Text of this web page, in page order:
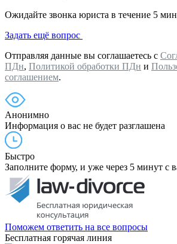
Ожидайте звонка юриста в течение 5
Задать ещё вопрос
Отправляя данные вы соглашаетесь с
ПДн, Политикой обработки ПДн и
соглашением.
Анонимно
Информация о вас не будет разглашена
Быстро
Заполните форму, и уже через 5 минут с
Поможем ответить на все вопросы
Бесплатная горячая линия